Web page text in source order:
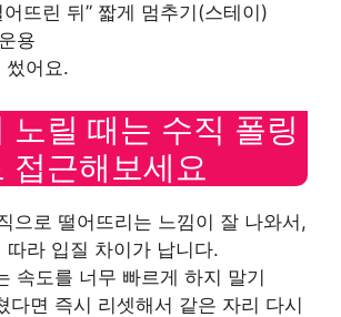
뜨린 뒤” 짧게 멈추기(스테이)
용
썼어요.
노릴 때는 수직 폴링
접근해보세요
으로 떨어뜨리는 느낌이 잘 나와서,
따라 입질 차이가 납니다.
속도를 너무 빠르게 하지 말기
다면 즉시 리셋해서 같은 자리 다시